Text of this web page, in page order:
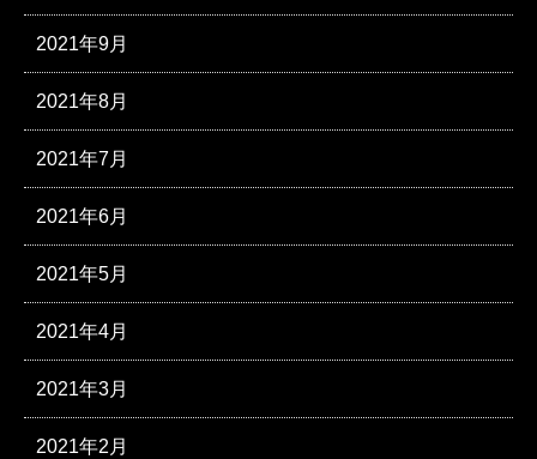
2021年9月
2021年8月
2021年7月
2021年6月
2021年5月
2021年4月
2021年3月
2021年2月